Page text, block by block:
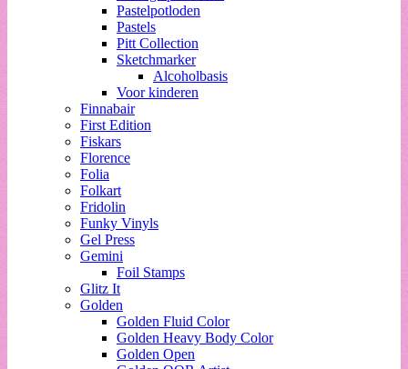
Pastelpotloden
Pastels
Pitt Collection
Sketchmarker
Alcoholbasis
Voor kinderen
Finnabair
First Edition
Fiskars
Florence
Folia
Folkart
Fridolin
Funky Vinyls
Gel Press
Gemini
Foil Stamps
Glitz It
Golden
Golden Fluid Color
Golden Heavy Body Color
Golden Open